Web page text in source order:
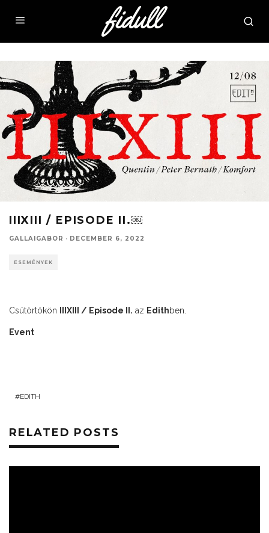
IIIXIII / EPISODE II.￼
GALLAIGABOR · DECEMBER 6, 2022
ESEMÉNYEK
Csütörtökön IIIXIII / Episode II. az Edithben.
Event
EDITH
RELATED POSTS